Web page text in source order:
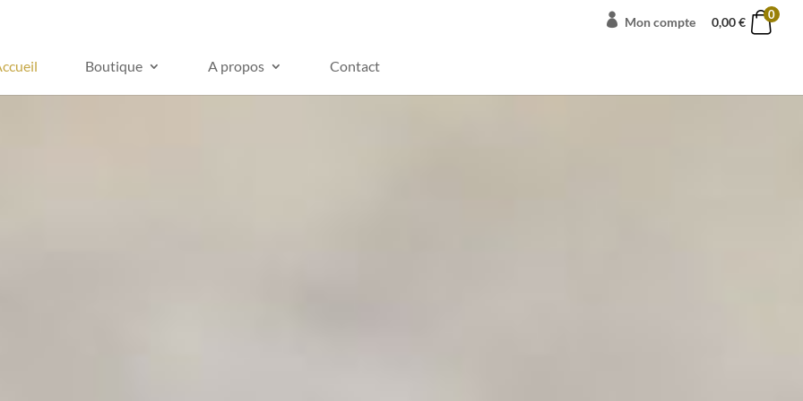
Mon compte 0,00€ 0
Boutique A propos Contact